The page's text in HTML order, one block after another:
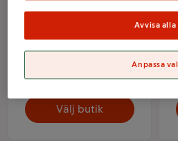
134/140 mywear
Mer info
Välj butik
Avvisa alla
Anpassa val